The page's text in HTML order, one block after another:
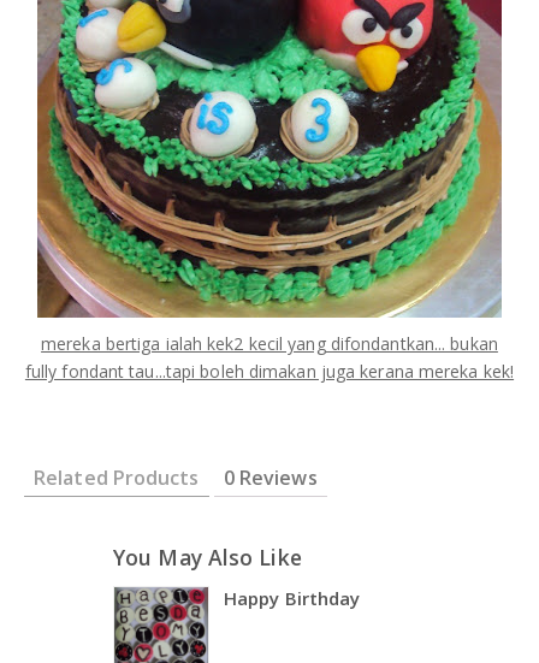
mereka bertiga ialah kek2 kecil yang difondantkan... bukan
fully fondant tau...tapi boleh dimakan juga kerana mereka kek!
Related Products 0 Reviews
You May Also Like
Happy Birthday